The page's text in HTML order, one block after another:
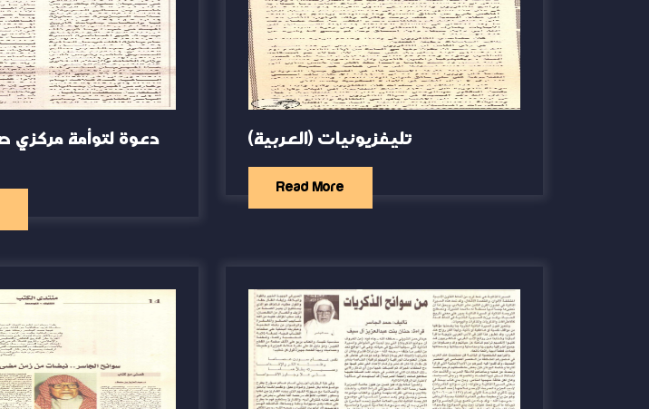
(العربية) تليفزيونيات
Read More